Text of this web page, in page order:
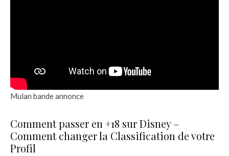
Mulan bande annonce
Comment passer en +18 sur Disney –
Comment changer la Classification de votre
Profil